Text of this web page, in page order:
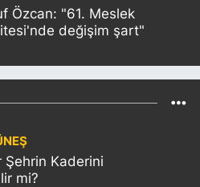
Özcan: "61. Meslek
değişim şart"
Şehrin Kaderini
mi?